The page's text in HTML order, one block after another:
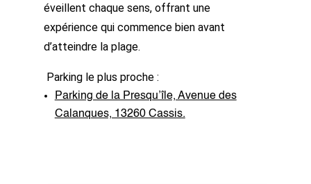
éveillent chaque sens, offrant une
expérience qui commence bien avant
d’atteindre la plage.
Parking le plus proche :
Parking de la Presqu’île, Avenue des
Calanques, 13260 Cassis.